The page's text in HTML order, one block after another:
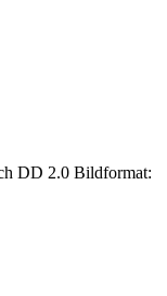
DD 2.0 Bildformat: